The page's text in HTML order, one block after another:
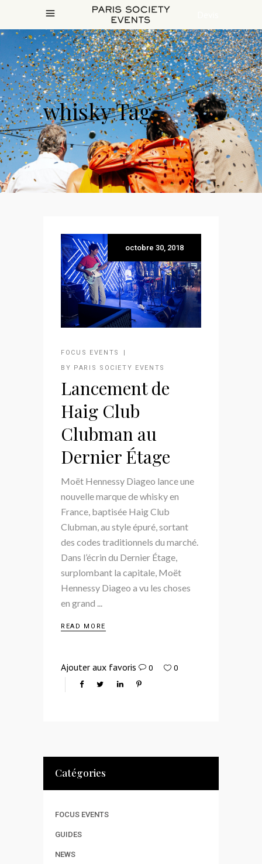
whisky Tag
octobre 30, 2018
FOCUS EVENTS
BY
PARIS SOCIETY EVENTS
Lancement de
Haig Club
Clubman au
Dernier Étage
Moët Hennessy Diageo lance une
nouvelle marque de whisky en
France, baptisée Haig Club
Clubman, au style épuré, sortant
des codes traditionnels du marché.
Dans l’écrin du Dernier Étage,
surplombant la capitale, Moët
Hennessy Diageo a vu les choses
en grand
READ MORE
Ajouter aux favoris 0 0
Catégories
FOCUS EVENTS
GUIDES
NEWS